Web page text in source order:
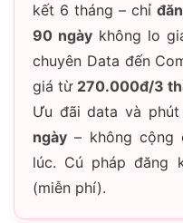
kết 6 tháng – chỉ
90 ngày không lo
chuyên Data đến
giá từ 270.000đ/3
Ưu đãi data và
ngày – không cộng
lúc. Cú pháp đăng
(miễn phí).